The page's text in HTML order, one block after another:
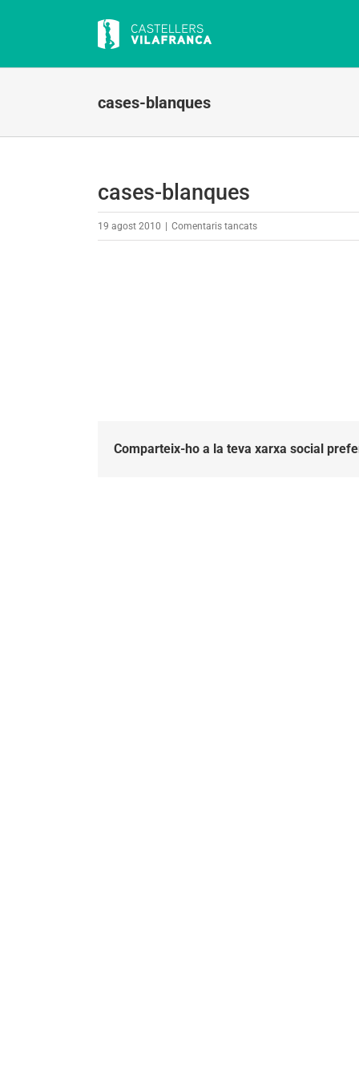
cases-blanques
cases-blanques
19 agost 2010 Comentaris tancatsa
Comparteix-ho a la teva xarxa social